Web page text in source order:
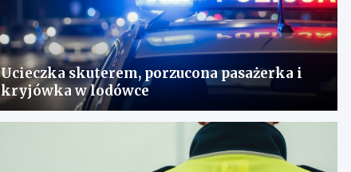
Ucieczka skuterem, porzucona pasażerka i
kryjówka w lodówce